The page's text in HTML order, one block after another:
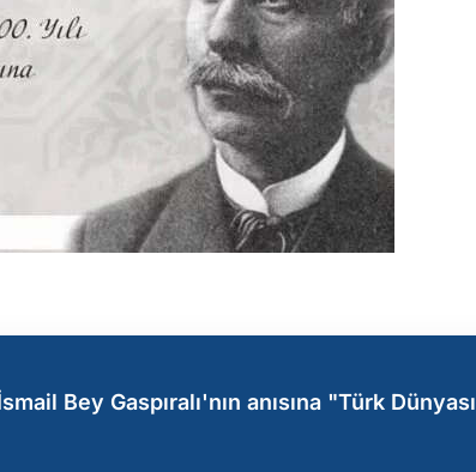
Bey Gaspıralı'nın anısına "Türk Dünyası